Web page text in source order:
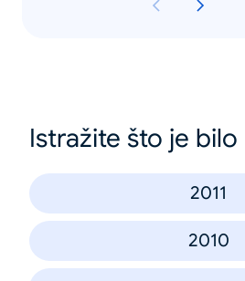
Istražite što je
2011
2010